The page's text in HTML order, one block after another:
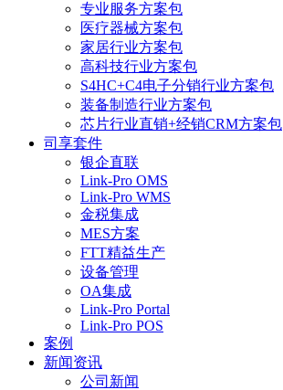
专业服务方案包
医疗器械方案包
家居行业方案包
高科技行业方案包
S4HC+C4电子分销行业方案包
装备制造行业方案包
芯片行业直销+经销CRM方案包
司享套件
银企直联
Link-Pro OMS
Link-Pro WMS
金税集成
MES方案
FTT精益生产
设备管理
OA集成
Link-Pro Portal
Link-Pro POS
案例
新闻资讯
公司新闻